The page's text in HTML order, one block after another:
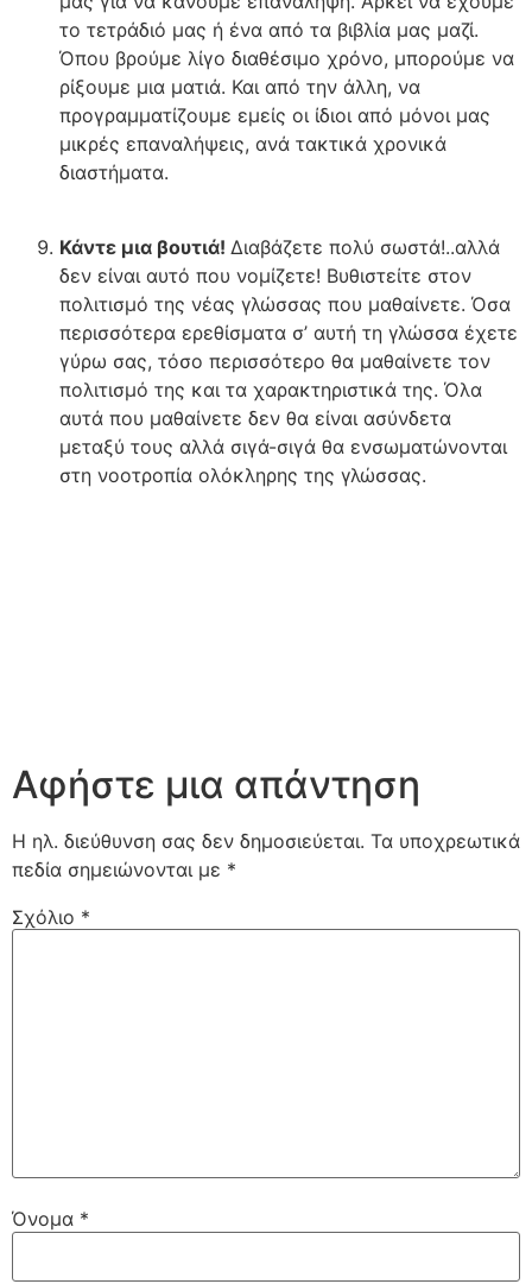
το τετράδιό μας ή ένα από τα βιβλία μας μαζί.
Όπου βρούμε λίγο διαθέσιμο χρόνο, μπορούμε να
ρίξουμε μια ματιά. Και από την άλλη, να
προγραμματίζουμε εμείς οι ίδιοι από μόνοι μας
μικρές επαναλήψεις, ανά τακτικά χρονικά
διαστήματα.
Κάντε μια βουτιά! Διαβάζετε πολύ σωστά!..αλλά
δεν είναι αυτό που νομίζετε! Βυθιστείτε στον
πολιτισμό της νέας γλώσσας που μαθαίνετε. Όσα
περισσότερα ερεθίσματα σ’ αυτή τη γλώσσα έχετε
γύρω σας, τόσο περισσότερο θα μαθαίνετε τον
πολιτισμό της και τα χαρακτηριστικά της. Όλα
αυτά που μαθαίνετε δεν θα είναι ασύνδετα
μεταξύ τους αλλά σιγά-σιγά θα ενσωματώνονται
στη νοοτροπία ολόκληρης της γλώσσας.
Αφήστε μια απάντηση
Η ηλ. διεύθυνση σας δεν δημοσιεύεται. Τα υποχρεωτικά
πεδία σημειώνονται με *
Σχόλιο *
Όνομα *